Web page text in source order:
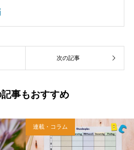
ー・ルーテル神学校卒業。日本福音ルーテ
会牧師として、京都賀茂川、東京、札幌、
野教会を牧会。その後、ルーテル学院大学
次の記事
記事もおすすめ
連載・コラム